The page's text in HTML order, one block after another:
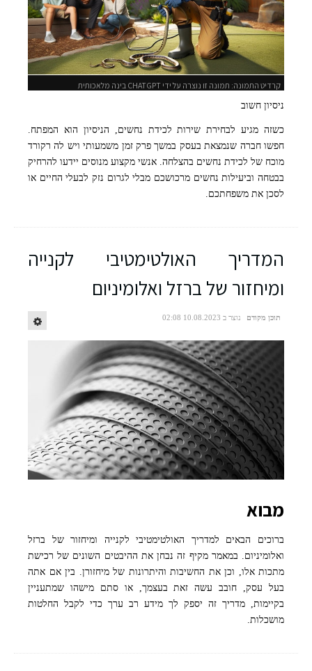
קרדיט התמונה: תמונה זו נוצרה על ידי CHATGPT בינה מלאכותית
ניסיון חשוב
כשזה מגיע לבחירת שירות לכידת נחשים, הניסיון הוא המפתח.
חפשו חברה שנמצאת בעסק במשך פרק זמן משמעותי ויש לה רקורד
מוכח של לכידת נחשים בהצלחה. אנשי מקצוע מנוסים יידעו להרחיק
בבטחה וביעילות נחשים מרכושכם מבלי לגרום נזק לבעלי החיים או
לסכן את משפחתכם.
המדריך האולטימטיבי לקנייה
ומיחזור של ברזל ואלומיניום
תוכן מקודם נוצר ב 10.08.2023 02:08
מבוא
ברוכים הבאים למדריך האולטימטיבי לקנייה ומיחזור של ברזל
ואלומיניום. במאמר מקיף זה נבחן את ההיבטים השונים של רכישת
מתכות אלו, וכן את החשיבות והיתרונות של מיחזורן. בין אם אתה
בעל עסק, חובב עשה זאת בעצמך, או סתם מישהו שמתעניין
בקיימות, מדריך זה יספק לך מידע רב ערך כדי לקבל החלטות
מושכלות.